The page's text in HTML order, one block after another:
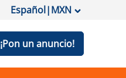
Español|MXN
¡Pon un anuncio!